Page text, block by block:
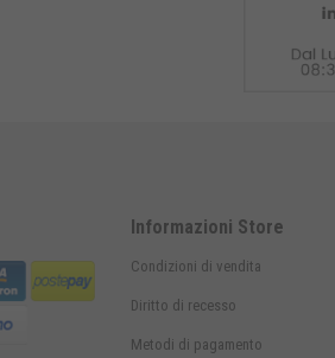
Informazioni Store
Condizioni di vendita
Diritto di recesso
Metodi di pagamento